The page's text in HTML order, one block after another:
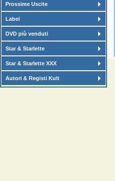
Prossime Uscite
Label
DVD più venduti
Star & Starlette
Star & Starlette XXX
Autori & Registi Kult